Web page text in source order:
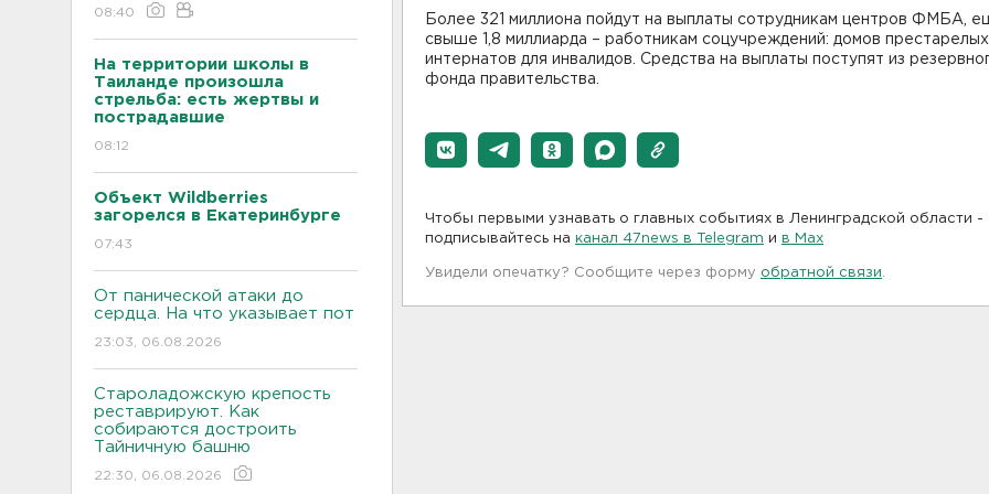
08:40
На территории школы в
Таиланде произошла
стрельба: есть жертвы и
пострадавшие
08:12
Объект Wildberries
загорелся в Екатеринбурге
07:43
От панической атаки до
сердца. На что указывает пот
23:03, 06.08.2026
Староладожскую крепость
реставрируют. Как
собираются достроить
Тайничную башню
22:30, 06.08.2026
Более 321 миллиона пойдут на выплаты сотрудникам центров ФМБА,
свыше 1,8 миллиарда – работникам соцучреждений: домов
интернатов для инвалидов. Средства на выплаты поступят из
фонда правительства.
Чтобы первыми узнавать о главных событиях в Ленинградской области -
подписывайтесь на канал 47news в Telegram и в Maх
Увидели опечатку? Сообщите через форму обратной связи